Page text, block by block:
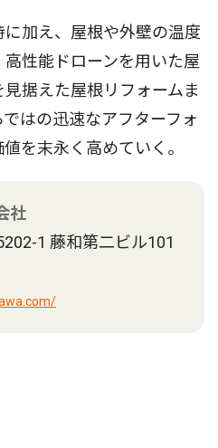
加え、屋根や外壁の温度
性能ドローンを用いた屋
据えた屋根リフォームま
はの迅速なアフターフォ
を末永く高めていく。
社
1 藤和第二ビル101